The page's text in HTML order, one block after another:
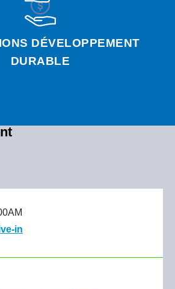
DÉVELOPPEMENT
DURABLE
in